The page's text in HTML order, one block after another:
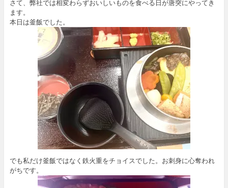
さて、弊社では相変わらずおいしいものを食べる日が唐突にやってき
ます。
本日は釜飯でした。
でも私だけ釜飯ではなく鉄火重をチョイスでした。お刺身に心奪われ
がちです。